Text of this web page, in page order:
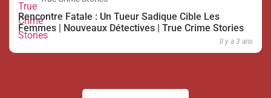
Rencontre Fatale : Un Tueur Sadique Cible Les
Femmes | Nouveaux Détectives | True Crime Stories
Il y a 3 ans